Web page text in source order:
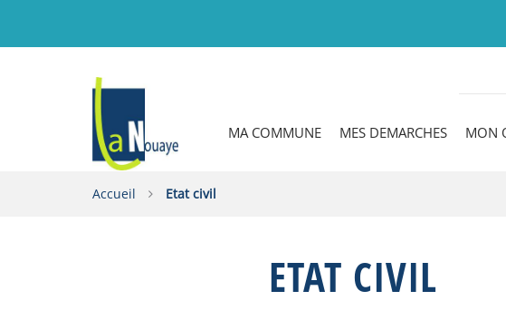
MA COMMUNE MES DEMARCHES MON
Accueil Etat civil
ETAT CIVIL